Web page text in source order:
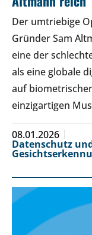
Der umtriebige
Gründer Sam
eine der
als eine globale
auf
einzigartigen
08.01.2026
Datenschutz